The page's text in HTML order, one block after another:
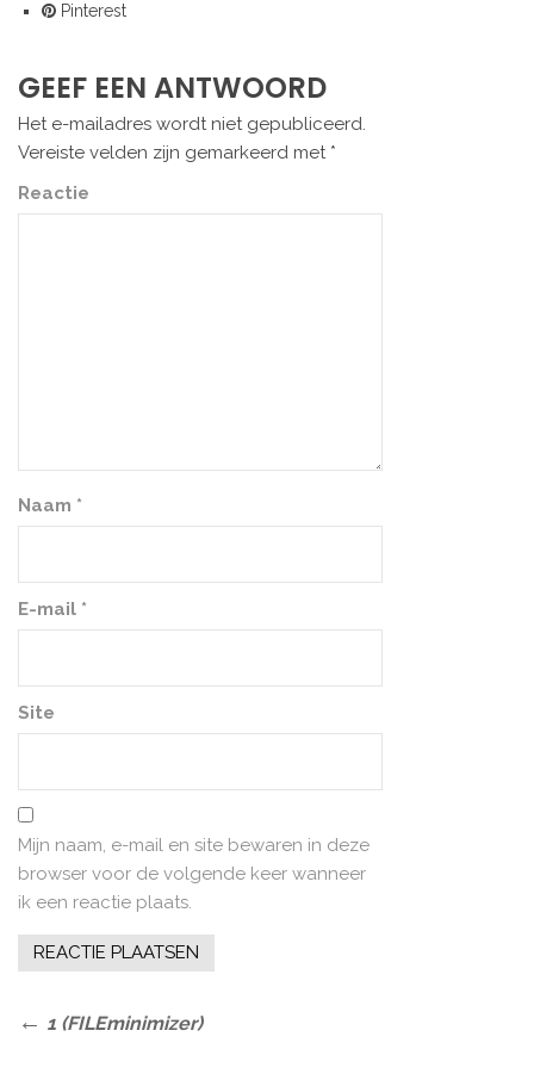
Pinterest
GEEF EEN ANTWOORD
Het e-mailadres wordt niet gepubliceerd.
Vereiste velden zijn gemarkeerd met *
Reactie
Naam *
E-mail *
Site
Mijn naam, e-mail en site bewaren in deze
browser voor de volgende keer wanneer
ik een reactie plaats.
Bericht
Previous
1 (FILEminimizer)